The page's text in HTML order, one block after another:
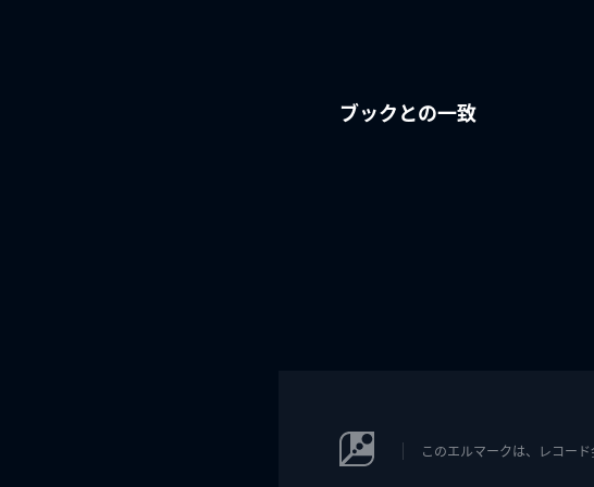
ブックとの一致
このエルマークは、レコー